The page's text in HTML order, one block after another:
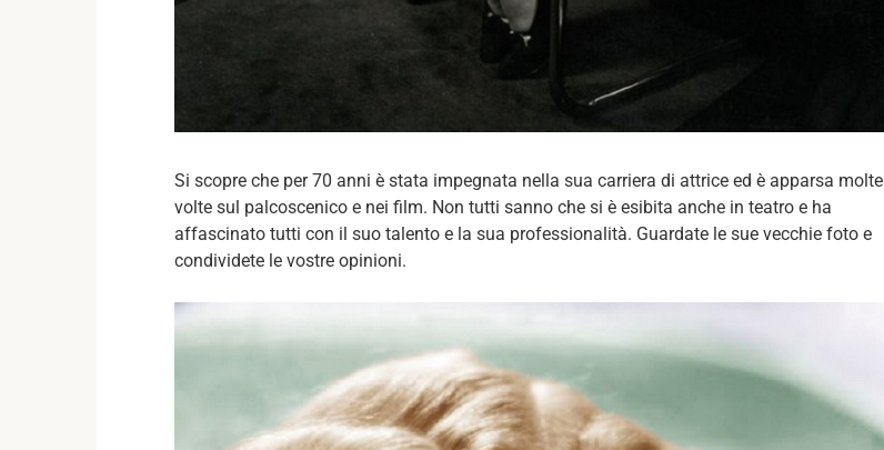
Si scopre che per 70 anni è stata impegnata nella sua carriera di attrice ed è apparsa molte
volte sul palcoscenico e nei film. Non tutti sanno che si è esibita anche in teatro e ha
affascinato tutti con il suo talento e la sua professionalità. Guardate le sue vecchie foto e
condividete le vostre opinioni.